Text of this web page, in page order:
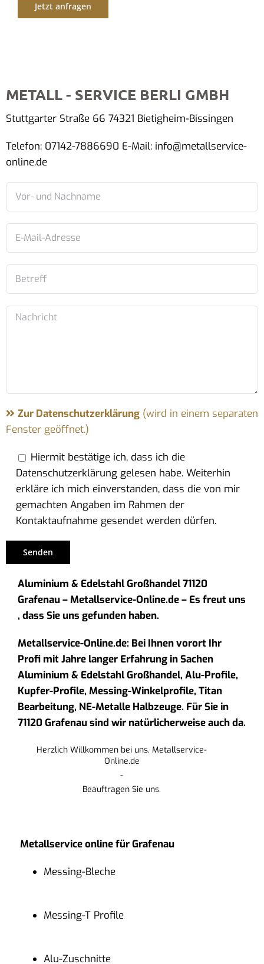
Jetzt anfragen
METALL - SERVICE BERLI GMBH
Stuttgarter Straße 66 74321 Bietigheim-Bissingen
Telefon: 07142-7886690 E-Mail: info@metallservice-
online.de
Zur Datenschutzerklärung(wird in einem separaten
Fenster geöffnet.)
Hiermit bestätige ich, dass ich die
Datenschutzerklärung gelesen habe. Weiterhin
erkläre ich mich einverstanden, dass die von mir
gemachten Angaben im Rahmen der
Kontaktaufnahme gesendet werden dürfen.
Aluminium & Edelstahl Großhandel 71120
Grafenau – Metallservice-Online.de – Es freut uns
, dass Sie uns gefunden haben.
Metallservice-Online.de: Bei Ihnen vorort Ihr
Profi mit Jahre langer Erfahrung in Sachen
Aluminium & Edelstahl Großhandel, Alu-Profile,
Kupfer-Profile, Messing-Winkelprofile, Titan
Bearbeitung, NE-Metalle Halbzeuge. Für Sie in
71120 Grafenau sind wir natürlicherweise auch da.
Herzlich Willkommen bei uns. Metallservice-
Online.de
-
Beauftragen Sie uns.
Metallservice online für Grafenau
Messing-Bleche
Messing-T Profile
Alu-Zuschnitte